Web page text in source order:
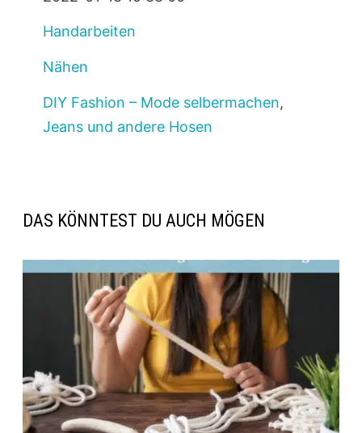
Handarbeiten
Nähen
DIY Fashion – Mode selbermachen,
Jeans und andere Hosen
DAS KÖNNTEST DU AUCH MÖGEN